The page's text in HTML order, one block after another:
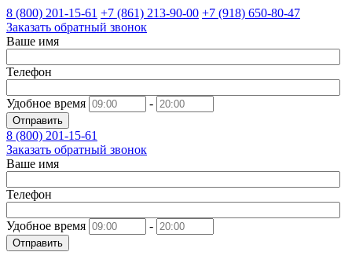
8 (800) 201-15-61 +7 (861) 213-90-00 +7 (918) 650-80-47
Заказать обратный звонок
Ваше имя
Телефон
Удобное время -
Отправить
8 (800) 201-15-61
Заказать обратный звонок
Ваше имя
Телефон
Удобное время -
Отправить